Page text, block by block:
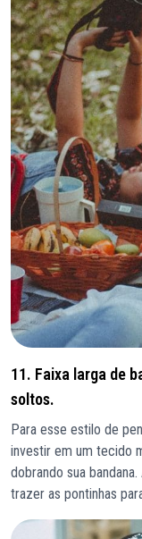
11. Faixa larga de
soltos.
Para esse estilo de
investir em um tecido
dobrando sua
trazer as pontinhas